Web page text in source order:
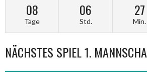
08
Tage
06
Std.
27
Min.
NÄCHSTES SPIEL 1.